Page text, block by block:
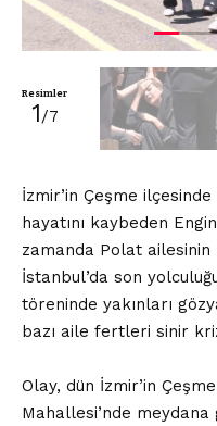
Resimler
1/7
İzmir’in Çeşme ilçesinde
hayatını kaybeden
zamanda Polat ailesinin
İstanbul’da son
töreninde yakınları
bazı aile fertleri sinir
Olay, dün İzmir’in
Mahallesi’nde